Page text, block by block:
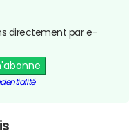
directement par e-